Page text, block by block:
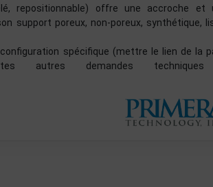
repositionnable) offre une accroche et
support poreux, non-poreux, synthétique,
spécifique (mettre le lien de la
autres demandes